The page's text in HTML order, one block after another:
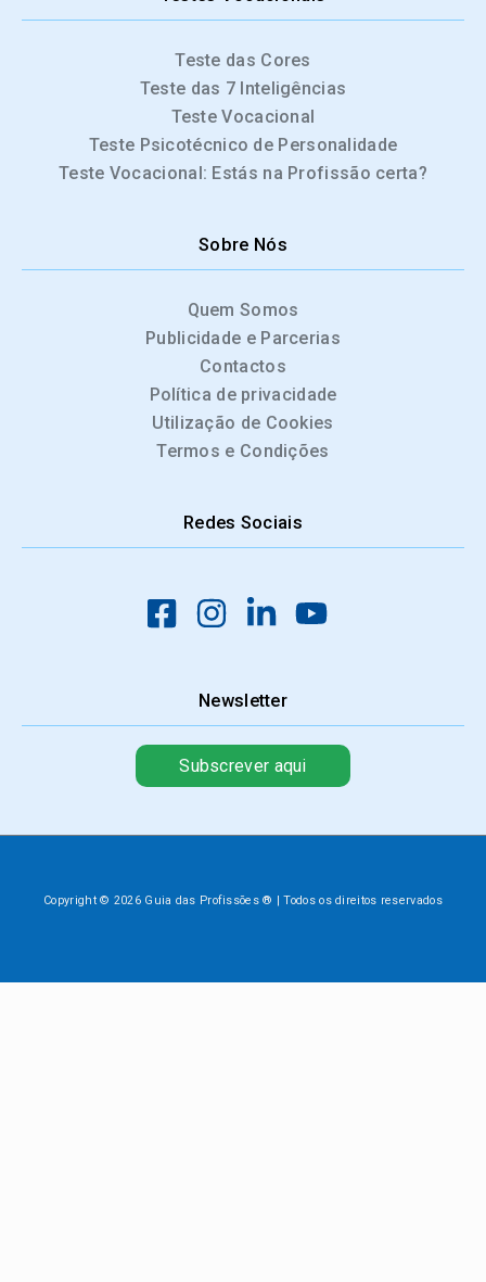
Teste das Cores
Teste das 7 Inteligências
Teste Vocacional
Teste Psicotécnico de Personalidade
Teste Vocacional: Estás na Profissão certa?
Sobre Nós
Quem Somos
Publicidade e Parcerias
Contactos
Política de privacidade
Utilização de Cookies
Termos e Condições
Redes Sociais
Newsletter
Subscrever aqui
Copyright © 2026 Guia das Profissões ® | Todos os direitos reservados